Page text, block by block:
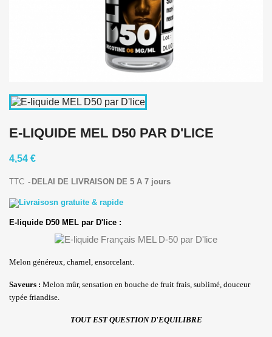
E-LIQUIDE MEL D50 PAR D'LICE
4,54 €
TTC DELAI DE LIVRAISON DE 5 A 7 jours
E-liquide D50 MEL par D'lice :
Melon généreux, charnel, ensorcelant.
Saveurs : Melon mûr, sensation en bouche de fruit frais, sublimé, douceur
typée friandise.
TOUT EST QUESTION D'EQUILIBRE